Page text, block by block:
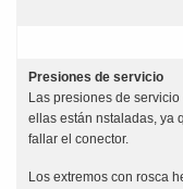
Presiones de servicio
Las presiones de
ellas están nstaladas, ya
fallar el conector.
Los extremos con rosca